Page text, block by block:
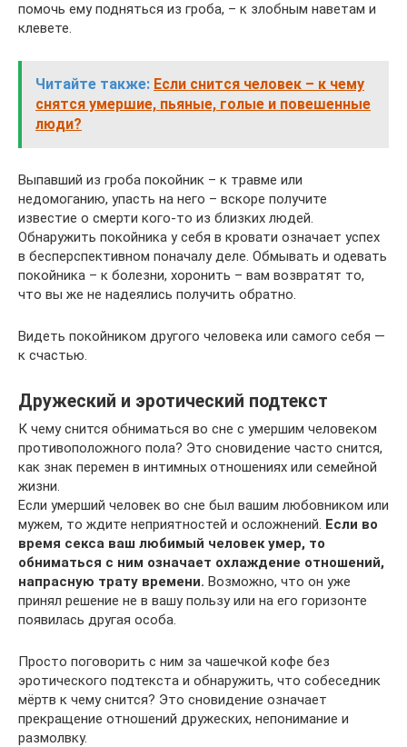
помочь ему подняться из гроба, – к злобным наветам и
клевете.
Читайте также: Если снится человек – к чему
снятся умершие, пьяные, голые и повешенные
люди?
Выпавший из гроба покойник – к травме или
недомоганию, упасть на него – вскоре получите
известие о смерти кого-то из близких людей.
Обнаружить покойника у себя в кровати означает успех
в бесперспективном поначалу деле. Обмывать и одевать
покойника – к болезни, хоронить – вам возвратят то,
что вы же не надеялись получить обратно.
Видеть покойником другого человека или самого себя —
к счастью.
Дружеский и эротический подтекст
К чему снится обниматься во сне с умершим человеком
противоположного пола? Это сновидение часто снится,
как знак перемен в интимных отношениях или семейной
жизни.
Если умерший человек во сне был вашим любовником или
мужем, то ждите неприятностей и осложнений. Если во
время секса ваш любимый человек умер, то
обниматься с ним означает охлаждение отношений,
напрасную трату времени. Возможно, что он уже
принял решение не в вашу пользу или на его горизонте
появилась другая особа.
Просто поговорить с ним за чашечкой кофе без
эротического подтекста и обнаружить, что собеседник
мёртв к чему снится? Это сновидение означает
прекращение отношений дружеских, непонимание и
размолвку.